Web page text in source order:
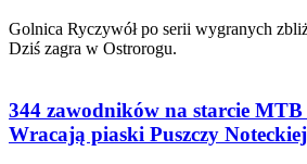
Golnica Ryczywół po serii wygranych
Dziś zagra w Ostrorogu.
344 zawodników na starcie MTB
Wracają piaski Puszczy Noteckiej